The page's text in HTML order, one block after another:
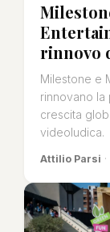
rinnovo
Milestone e
rinnovano la
crescita
videoludica.
Attilio Parsi